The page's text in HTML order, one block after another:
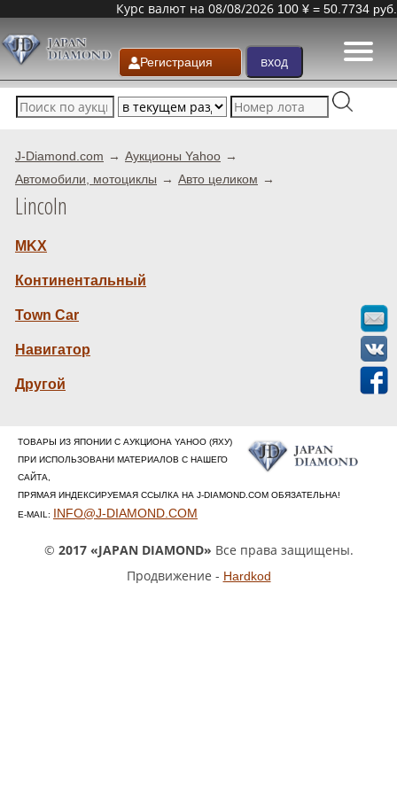
Курс валют на 08/08/2026 100 ¥ = 50.7734 руб.
Регистрация
J-Diamond.com
Аукционы Yahoo
Автомобили, мотоциклы
Авто целиком
Lincoln
MKX
Континентальный
Town Car
Навигатор
Другой
ТОВАРЫ ИЗ ЯПОНИИ С АУКЦИОНА YAHOO (ЯХУ)
ПРИ ИСПОЛЬЗОВАНИ МАТЕРИАЛОВ С НАШЕГО
САЙТА,
ПРЯМАЯ ИНДЕКСИРУЕМАЯ ССЫЛКА НА J-DIAMOND.COM ОБЯЗАТЕЛЬНА!
E-MAIL: INFO@J-DIAMOND.COM
© 2017 «JAPAN DIAMOND» Все права защищены.
Продвижение - Hardkod